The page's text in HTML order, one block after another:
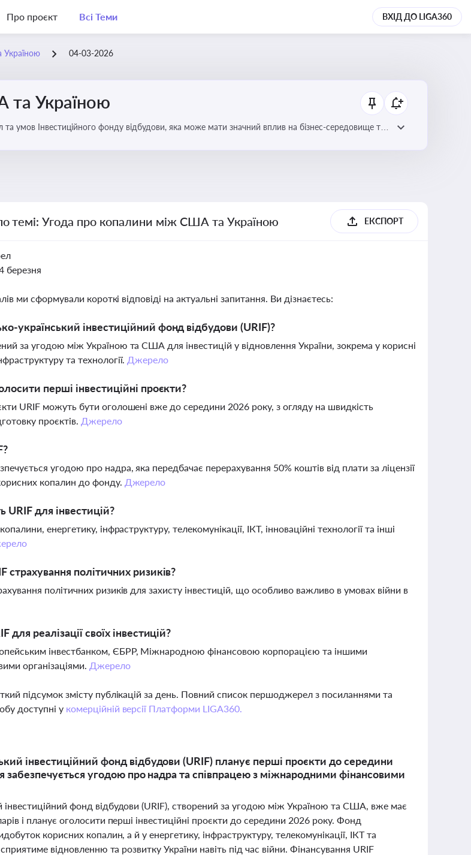
Про проєкт Всі Теми ВХІД ДО LIGA360
04-03-2026
та Україною
умов Інвестиційного фонду відбудови, яка може мати значний вплив на бізнес-середовище та
темі: Угода про копалини між США та Україною ЕКСПОРТ
березня
ми сформували короткі відповіді на актуальні запитання. Ви дізнаєтесь:
український інвестиційний фонд відбудови (URIF)?
за угодою між Україною та США для інвестицій у відновлення України, зокрема у корисні
та технології. Джерело
перші інвестиційні проєкти?
URIF можуть бути оголошені вже до середини 2026 року, з огляду на швидкість
проєктів. Джерело
угодою про надра, яка передбачає перерахування 50% коштів від плати за ліцензії
копалин до фонду. Джерело
URIF для інвестицій?
енергетику, інфраструктуру, телекомунікації, ІКТ, інноваційні технології та інші
страхування політичних ризиків?
політичних ризиків для захисту інвестицій, що особливо важливо в умовах війни в
реалізації своїх інвестицій?
інвестбанком, ЄБРР, Міжнародною фінансовою корпорацією та іншими
організаціями. Джерело
підсумок змісту публікацій за день. Повний список першоджерел з посиланнями та
доступні у комерційній версії Платформи LIGA360.
інвестиційний фонд відбудови (URIF) планує перші проєкти до середини
забезпечується угодою про надра та співпрацею з міжнародними фінансовими
інвестиційний фонд відбудови (URIF), створений за угодою між Україною та США, вже має
і планує оголосити перші інвестиційні проєкти до середини 2026 року. Фонд
корисних копалин, а й у енергетику, інфраструктуру, телекомунікації, ІКТ та
сприятиме відновленню та розвитку України навіть під час війни. Фінансування URIF